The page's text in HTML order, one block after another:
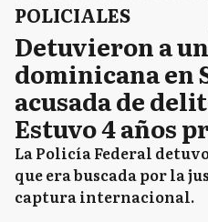
POLICIALES
Detuvieron a
dominicana en
acusada de
Estuvo 4 años
La Policía Federal
que era buscada por la
captura internacional.